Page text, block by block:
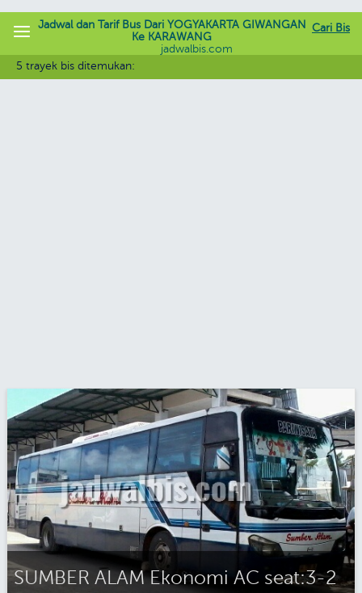
Cari Bis
Jadwal dan Tarif Bus Dari YOGYAKARTA GIWANGAN
Ke KARAWANG
jadwalbis.com
5 trayek bis ditemukan:
SUMBER ALAM Ekonomi AC seat:3-2